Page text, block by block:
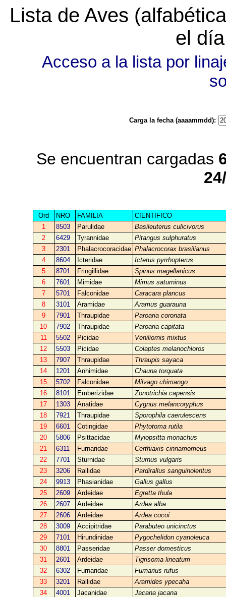
Lista de Aves
el
Acceso a la lista por
Carga la fecha (aaaammdd):
Se encuentran cargadas
Ord NRO FAMILIA
CIENTIFICO
1
8503 Parulidae
Basileuterus culicivorus
2
6429 Tyrannidae
Pitangus sulphuratus
3
2301 Phalacrocoracidae Phalacrocorax brasilianus
4
8604 Icteridae
Icterus pyrrhopterus
5
8701 Fringillidae
Spinus magellanicus
6
7601 Mimidae
Mimus saturninus
7
5701 Falconidae
Caracara plancus
8
3101 Aramidae
Aramus guarauna
9
7901 Thraupidae
Paroaria coronata
10
7902 Thraupidae
Paroaria capitata
11
5502 Picidae
Veniliornis mixtus
12
5503 Picidae
Colaptes melanochloros
13
7907 Thraupidae
Thraupis sayaca
14
1201 Anhimidae
Chauna torquata
15
5702 Falconidae
Milvago chimango
16
8101 Emberizidae
Zonotrichia capensis
17
1303 Anatidae
Cygnus melancoryphus
18
7921 Thraupidae
Sporophila caerulescens
19
6601 Cotingidae
Phytotoma rutila
20
5806 Psittacidae
Myiopsitta monachus
21
6311 Furnaridae
Certhiaxis cinnamomeus
22
7701 Sturnidae
Sturnus vulgaris
23
3206 Rallidae
Pardirallus sanguinolentus
24
9913 Phasianidae
Gallus gallus
25
2609 Ardeidae
Egretta thula
26
2607 Ardeidae
Ardea alba
27
2606 Ardeidae
Ardea cocoi
28
3009 Accipitridae
Parabuteo unicinctus
29
7101 Hirundinidae
Pygochelidon cyanoleuca
30
8801 Passeridae
Passer domesticus
31
2601 Ardeidae
Tigrisoma lineatum
32
6302 Furnaridae
Furnarius rufus
33
3201 Rallidae
Aramides ypecaha
34
4001 Jacanidae
Jacana jacana